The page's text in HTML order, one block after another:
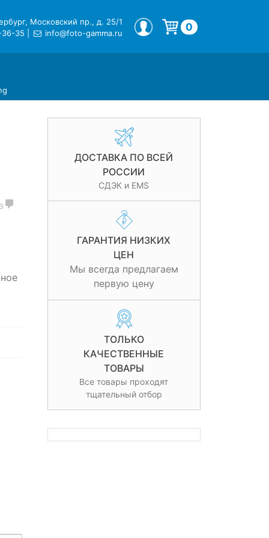
Московский пр., д. 25/1
36-35
info@foto-gamma.ru
МОЙ ПРОФИЛЬ 0
ДОСТАВКА ПО ВСЕЙ
РОССИИ
СДЭК и EMS
ГАРАНТИЯ НИЗКИХ
ЦЕН
Мы всегда предлагаем
первую цену
ТОЛЬКО
КАЧЕСТВЕННЫЕ
ТОВАРЫ
Все товары проходят
тщательный отбор